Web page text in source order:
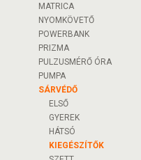
MATRICA
NYOMKÖVETŐ
POWERBANK
PRIZMA
PULZUSMÉRŐ ÓRA
PUMPA
SÁRVÉDŐ
ELSŐ
GYEREK
HÁTSÓ
KIEGÉSZÍTŐK